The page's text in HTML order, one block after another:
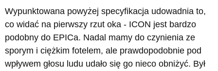
Wypunktowana powyżej specyfikacja udowadnia to,
co widać na pierwszy rzut oka - ICON jest bardzo
podobny do EPICa. Nadal mamy do czynienia ze
sporym i ciężkim fotelem, ale prawdopodobnie pod
wpływem głosu ludu udało się go nieco obniżyć. Był